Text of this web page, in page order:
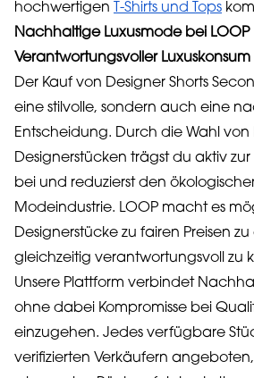
hochwertigen
T-Shirts und Tops
Nachhaltige Luxusmode bei LOOP
Verantwortungsvoller Luxuskonsum
Der Kauf von Designer Shorts
eine stilvolle, sondern auch eine
Entscheidung. Durch die Wahl von
Designerstücken trägst du aktiv zur
bei und reduzierst den
Modeindustrie. LOOP macht es
Designerstücke zu fairen Preisen
gleichzeitig verantwortungsvoll zu
Unsere Plattform verbindet
ohne dabei Kompromisse bei
einzugehen. Jedes verfügbare
verifizierten Verkäufern